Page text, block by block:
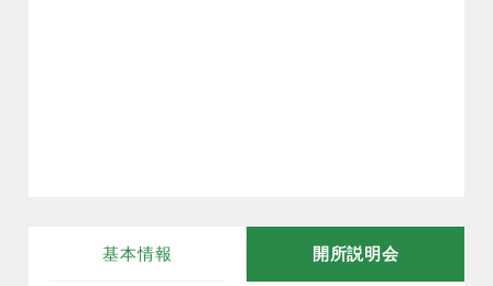
基本情報 開所説明会